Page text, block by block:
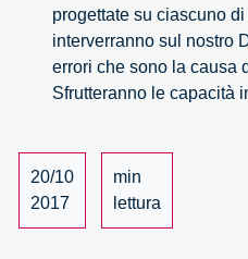
progettate su ciascuno
interverranno sul nostro
errori che sono la causa
Sfrutteranno le capacità
20/10
2017
min
lettura